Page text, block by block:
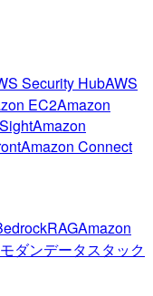
Security HubAWS
EC2Amazon
Amazon
Amazon Connect
RAGAmazon
モダンデータスタック